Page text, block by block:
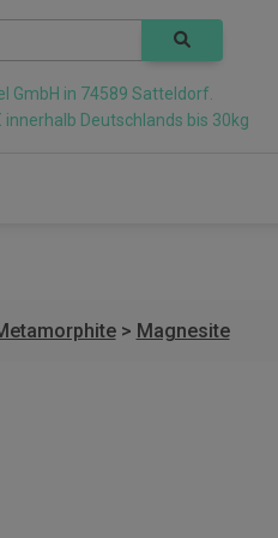
GmbH in 74589 Satteldorf.
Deutschlands bis 30kg
> Magnesite